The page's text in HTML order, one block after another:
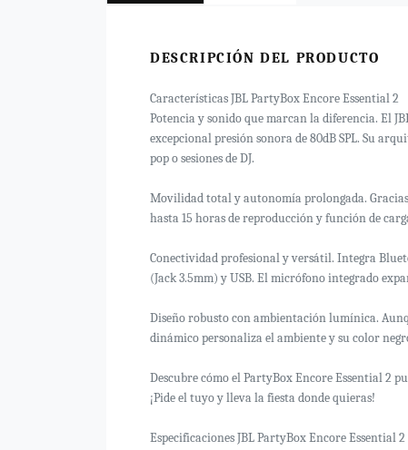
DESCRIPCIÓN DEL PRODUCTO
Características JBL PartyBox Encore Essential 2
Potencia y sonido que marcan la diferencia. El
excepcional presión sonora de 80dB SPL. Su
pop o sesiones de DJ.
Movilidad total y autonomía prolongada. Gracias
hasta 15 horas de reproducción y función de
Conectividad profesional y versátil. Integra
(Jack 3.5mm) y USB. El micrófono integrado
Diseño robusto con ambientación lumínica.
dinámico personaliza el ambiente y su color
Descubre cómo el PartyBox Encore Essential 2
¡Pide el tuyo y lleva la fiesta donde quieras!
Especificaciones JBL PartyBox Encore Essential 2